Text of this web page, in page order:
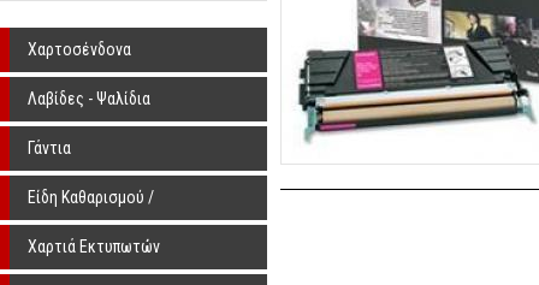
Χαρτοσένδονα
Λαβίδες - Ψαλίδια
Γάντια
Είδη Καθαρισμού /
Αποστείρωσης
Χαρτιά Εκτυπωτών